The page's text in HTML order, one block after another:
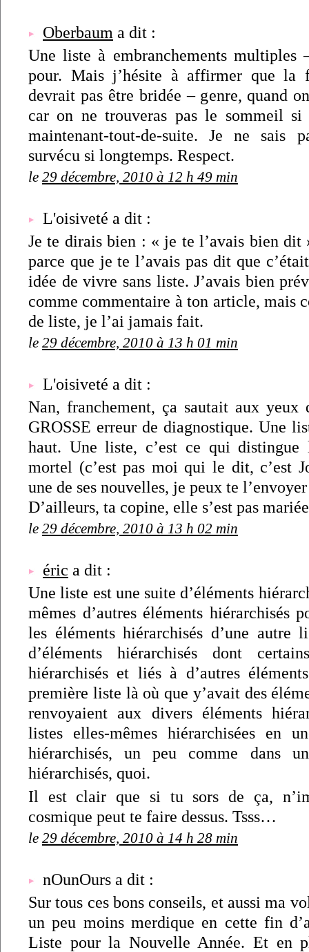
Oberbaum a dit :
Une liste à embranchements multiples
pour. Mais j’hésite à affirmer que la
devrait pas être bridée – genre, quand
car on ne trouveras pas le sommeil
maintenant-tout-de-suite. Je ne sais
survécu si longtemps. Respect.
le 29 décembre, 2010 à 12 h 49 min
L'oisiveté a dit :
Je te dirais bien : « je te l’avais bien dit
parce que je te l’avais pas dit que
idée de vivre sans liste. J’avais bien
comme commentaire à ton article, mais
de liste, je l’ai jamais fait.
le 29 décembre, 2010 à 13 h 01 min
L'oisiveté a dit :
Nan, franchement, ça sautait aux yeux
GROSSE erreur de diagnostique. Une
haut. Une liste, c’est ce qui
mortel (c’est pas moi qui le dit, c’est
une de ses nouvelles, je peux te
D’ailleurs, ta copine, elle s’est pas
le 29 décembre, 2010 à 13 h 02 min
éric a dit :
Une liste est une suite d’éléments
mêmes d’autres éléments hiérarchisés
les éléments hiérarchisés d’une autre
d’éléments hiérarchisés dont
hiérarchisés et liés à d’autres
première liste là où que y’avait des
renvoyaient aux divers éléments
listes elles-mêmes hiérarchisées en
hiérarchisés, un peu comme dans
hiérarchisés, quoi.
Il est clair que si tu sors de ça,
cosmique peut te faire dessus. Tsss…
le 29 décembre, 2010 à 14 h 28 min
nOunOurs a dit :
Sur tous ces bons conseils, et aussi ma
un peu moins merdique en cette fin
Liste pour la Nouvelle Année. Et en